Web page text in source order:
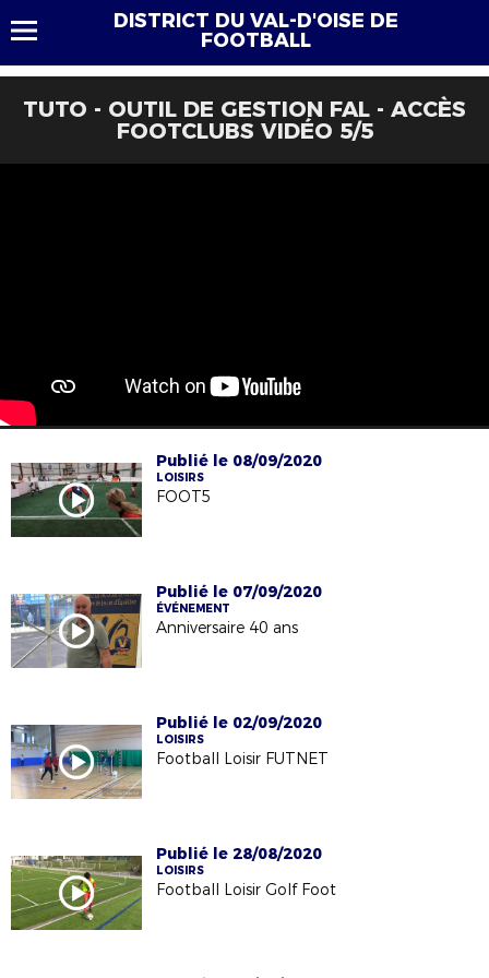
DISTRICT DU VAL-D'OISE DE
FOOTBALL
TUTO - OUTIL DE GESTION FAL - ACCÈS
FOOTCLUBS VIDÉO 5/5
Publié le 08/09/2020
LOISIRS
FOOT5
Publié le 07/09/2020
ÉVÉNEMENT
Anniversaire 40 ans
Publié le 02/09/2020
LOISIRS
Football Loisir FUTNET
Publié le 28/08/2020
LOISIRS
Football Loisir Golf Foot